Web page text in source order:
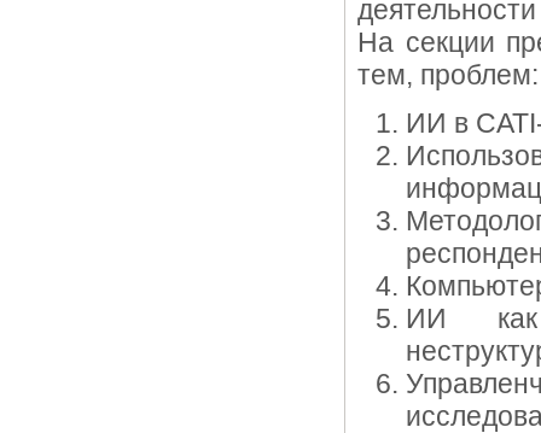
На секции
тем, проблем:
ИИ в
ИИ как